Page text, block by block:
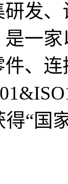
发
一
、
“国